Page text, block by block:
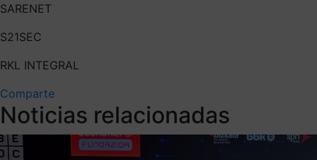
SARENET
S21SEC
RKL INTEGRAL
Comparte
Noticias relacionadas